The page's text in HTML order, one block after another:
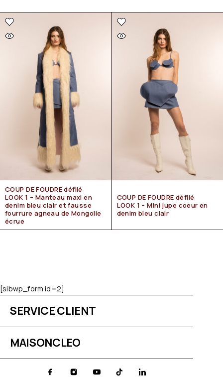
COUP DE FOUDRE défilé
LOOK 1 – Manteau maxi en
denim bleu clair et fausse
fourrure agneau de Mongolie
écrue
COUP DE FOUDRE défilé
LOOK 1 – Mini jupe coeur en
denim bleu clair
[sibwp_form id=2]
SERVICE CLIENT
MAISONCLEO